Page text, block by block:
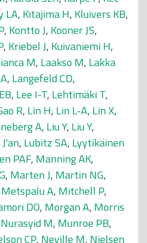
LA, Kitajima H, Kluivers KB,
, Kontto J, Kooner JS,
, Kriebel J, Kuivaniemi H,
M, Laakso M, Lakka
, Langefeld CD,
, Lee I-T, Lehtimäki T,
R, Lin H, Lin L-A, Lin X,
A, Liu Y, Liu Y,
, Lubitz SA, Lyytikäinen
PAF, Manning AK,
, Marten J, Martin NG,
Metspalu A, Mitchell P,
DO, Morgan A, Morris
M, Munroe PB,
CP, Neville M, Nielsen